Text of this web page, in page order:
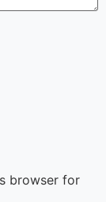
browser for